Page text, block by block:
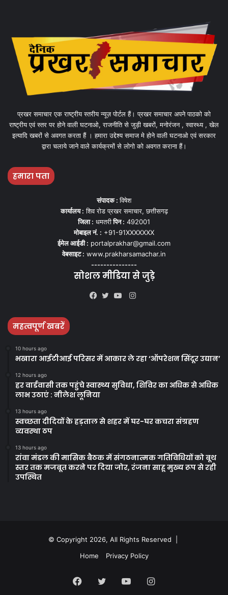
प्रखर समाचार एक राष्ट्रीय स्तरीय न्यूज़ पोर्टल हैं। प्रखर समाचार अपने पाठको को
राष्ट्रीय एवं स्तर पर होने वाली घटनाओ, राजनीति से जुड़ी खबरों, मनोरंजन , स्वास्थ्य , खेल
इत्यादि खबरों से अवगत करता हैं । हमारा उद्देश्य समाज मे होने वाली घटनाओ एवं सरकार
द्वारा चलाये जाने वाले कार्यक्रमों से लोगो को अवगत कराना हैं।
हमारा पता
संपादक :विषेश
कार्यालय : शिव रोड प्रखर समाचार, छत्तीसगढ़
जिला : धमतरीपिन : 492001
मोबाइल नं. : +91-91XXXXXXX
ईमेल आईडी : portalprakhar@gmail.com
वेबसाइट : www.prakharsamachar.in
---------------
सोशल मीडिया से जुड़े
Instagram
महत्वपूर्ण खबरें
10 hours ago
भखारा आईटीआई परिसर में आकार ले रहा ‘ऑपरेशन सिंदूर उद्यान’
12 hours ago
हर वार्डवासी तक पहुंचे स्वास्थ्य सुविधा, शिविर का अधिक से अधिक
लाभ उठाएं : नीलेश लूनिया
13 hours ago
स्वच्छता दीदियों के हड़ताल से शहर में घर-घर कचरा संग्रहण
व्यवस्था ठप
13 hours ago
रांवा मंडल की मासिक बैठक में संगठनात्मक गतिविधियों को बूथ
स्तर तक मजबूत करने पर दिया जोर, रंजना साहू मुख्य रूप से रही
उपस्थित
© Copyright 2026, All Rights Reserved |
Home
Privacy Policy
Facebook
Twitter YouTubeInstagram